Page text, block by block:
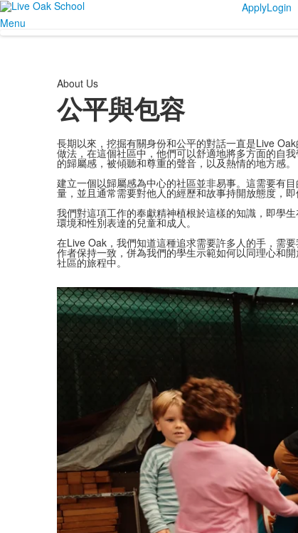
ApplyLogin
Menu
About Us
公平與包容
長期以來，挖掘有關身份和公平的對話一直是Live
做法，在這個社區中，他們可以舒適地將多方面的自
的歸屬感，被傾聽和尊重的聲音，以及熱情的地方感。
建立一個以歸屬感為中心的社區並非易事。這需要有
量，並且通常需要對他人的經歷和故事持開放態度，
我們對這項工作的奉獻精神植根於這樣的知識，即學
環境和性別表達的兒童和成人。
在Live Oak，我們知道這種追求需要許多人的手，需
作者保持一致，併為我們的學生示範如何以同理心和
社區的旅程中。